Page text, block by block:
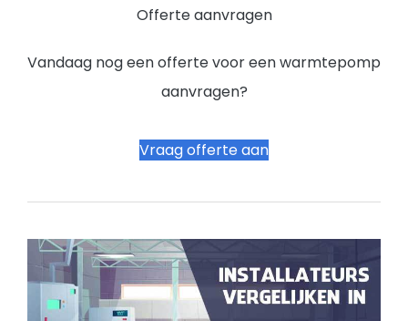
Offerte aanvragen
Vandaag nog een offerte voor een warmtepomp
aanvragen?
Vraag offerte aan